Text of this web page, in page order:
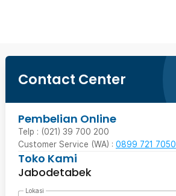
Contact Center
Pembelian Online
Telp : (021) 39 700 200
Customer Service (WA) : 0899 721 7050
Toko Kami
Jabodetabek
Lokasi